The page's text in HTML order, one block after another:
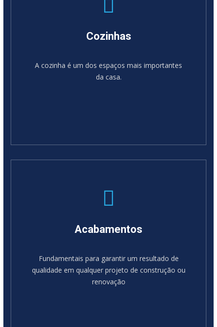
Cozinhas
A cozinha é um dos espaços mais importantes
da casa.
Acabamentos
Fundamentais para garantir um resultado de
qualidade em qualquer projeto de construção ou
renovação